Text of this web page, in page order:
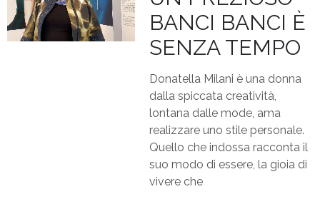
BANCI BANCI È
SENZA TEMPO
Donatella Milani è una donna
dalla spiccata creatività,
lontana dalle mode, ama
realizzare uno stile personale.
Quello che indossa racconta il
suo modo di essere, la gioia di
vivere che